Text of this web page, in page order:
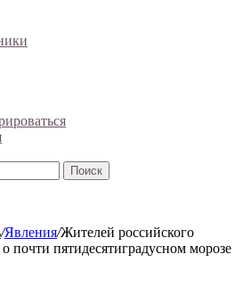
Поиск
/Явления/Жителей российского
почти пятидесятиградусном морозе